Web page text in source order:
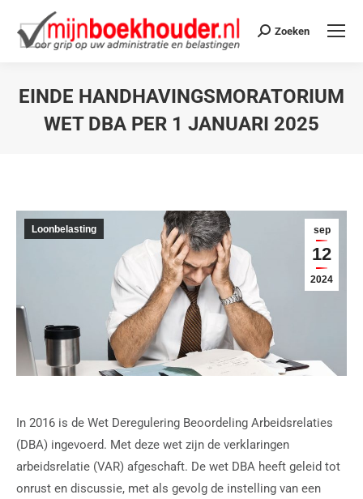
Zoeken
EINDE HANDHAVINGSMORATORIUM
WET DBA PER 1 JANUARI 2025
sep
12
2024
Loonbelasting
In 2016 is de Wet Deregulering Beoordeling Arbeidsrelaties
(DBA) ingevoerd. Met deze wet zijn de verklaringen
arbeidsrelatie (VAR) afgeschaft. De wet DBA heeft geleid tot
onrust en discussie, met als gevolg de instelling van een